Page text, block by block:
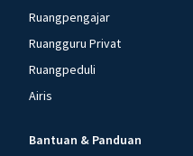
Ruangpengajar
Ruangguru Privat
Ruangpeduli
Airis
Bantuan & Panduan